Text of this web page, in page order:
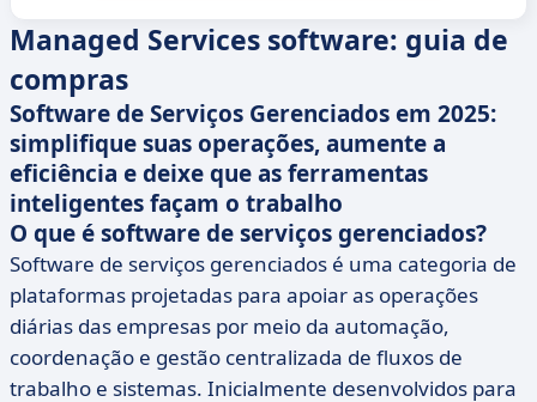
Managed Services software: guia de
compras
Software de Serviços Gerenciados em 2025:
simplifique suas operações, aumente a
eficiência e deixe que as ferramentas
inteligentes façam o trabalho
O que é software de serviços gerenciados?
Software de serviços gerenciados é uma categoria de
plataformas projetadas para apoiar as operações
diárias das empresas por meio da automação,
coordenação e gestão centralizada de fluxos de
trabalho e sistemas. Inicialmente desenvolvidos para